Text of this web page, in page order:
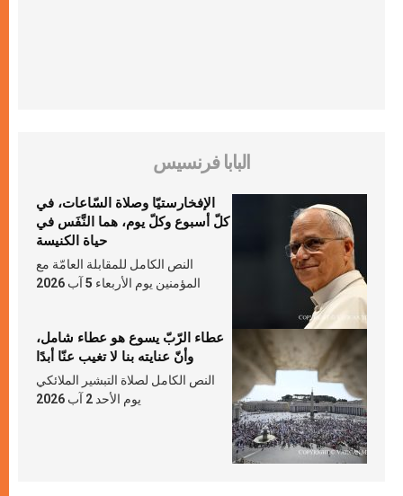
البابا فرنسيس
الإفخارستيّا وصلاة السّاعات، في
كلّ أسبوع وكلّ يوم، هما النَّفَس في
حياة الكنيسة
النص الكامل للمقابلة العامّة مع
المؤمنين يوم الأربعاء 5 آب 2026
عطاء الرّبّ يسوع هو عطاء شامل،
وأنّ عنايته بنا لا تغيب عنّا أبدًا
النص الكامل لصلاة التبشير الملائكي
يوم الأحد 2 آب 2026